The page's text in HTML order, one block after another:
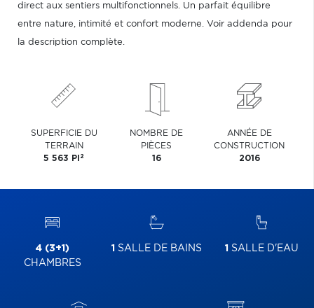
direct aux sentiers multifonctionnels. Un parfait équilibre
entre nature, intimité et confort moderne. Voir addenda pour
la description complète.
SUPERFICIE DU
TERRAIN
5 563 PI 2
NOMBRE DE
PIÈCES
16
ANNÉE DE
CONSTRUCTION
2016
4 (3+1)
CHAMBRES
1 SALLE DE BAINS 1 SALLE D'EAU